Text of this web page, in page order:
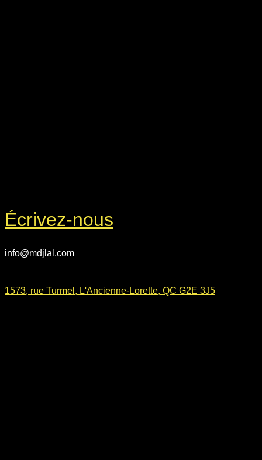
Écrivez-nous
info@mdjlal.com
1573, rue Turmel, L'Ancienne-Lorette, QC G2E 3J5